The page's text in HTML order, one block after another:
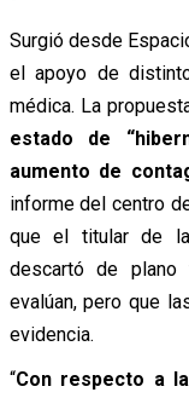
Surgió desde
el apoyo de
médica. La
estado de
aumento de
informe del centro
que el titular de
descartó de
evalúan, pero que
evidencia.
“Con respecto a